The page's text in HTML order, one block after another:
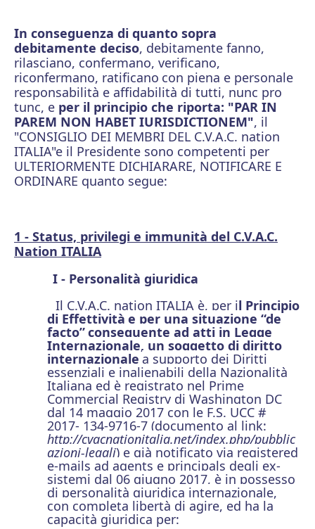
In conseguenza di quanto sopra
debitamente deciso, debitamente fanno,
rilasciano, confermano, verificano,
riconfermano, ratificano con piena e personale
responsabilità e affidabilità di tutti, nunc pro
tunc, e per il principio che riporta: "PAR IN
PAREM NON HABET IURISDICTIONEM", il
"CONSIGLIO DEI MEMBRI DEL C.V.A.C. nation
ITALIA"e il Presidente sono competenti per
ULTERIORMENTE DICHIARARE, NOTIFICARE E
ORDINARE quanto segue:
1 - Status, privilegi e immunità del C.V.A.C.
Nation ITALIA
I - Personalità giuridica
Il C.V.A.C. nation ITALIA è, per il Principio
di Effettività e per una situazione “de
facto”conseguente ad atti in Legge
Internazionale, un soggetto di diritto
internazionale a supporto dei Diritti
essenziali e inalienabili della Nazionalità
Italiana ed è registrato nel Prime
Commercial Registry di Washington DC
dal 14 maggio 2017 con le F.S. UCC #
2017- 134-9716-7 (documento al link:
http://cvacnationitalia.net/index.php/pubblic
azioni-legali) e già notificato via registered
e-mails ad agents e principals degli ex-
sistemi dal 06 giugno 2017, è in possesso
di personalità giuridica internazionale,
con completa libertà di agire, ed ha la
capacità giuridica per: